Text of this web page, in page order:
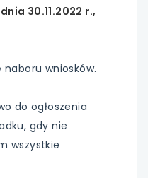
dnia 30.11.2022 r.,
wniosków.
do ogłoszenia
gdy nie
wszystkie